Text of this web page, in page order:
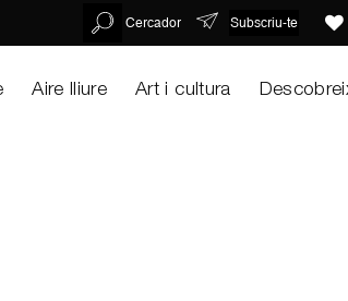
Cercador Subscriu-te
Aire lliure Art i cultura